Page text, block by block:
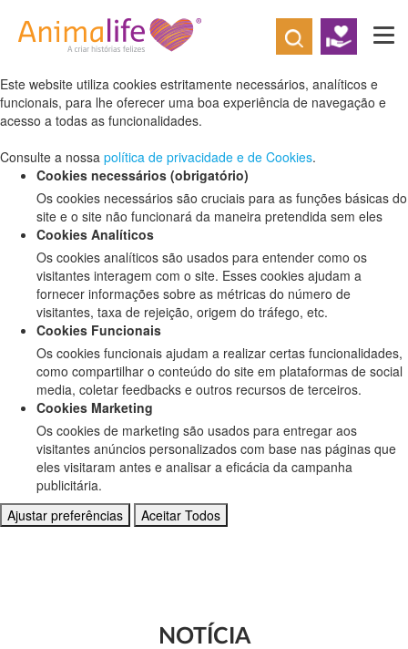
Defina as suas preferências de cookies
para este website.
Este website utiliza cookies estritamente necessários, analíticos e
funcionais, para lhe oferecer uma boa experiência de navegação e
acesso a todas as funcionalidades.
Consulte a nossa política de privacidade e de Cookies.
Cookies necessários (obrigatório)
Os cookies necessários são cruciais para as funções básicas do
site e o site não funcionará da maneira pretendida sem eles
Cookies Analíticos
Os cookies analíticos são usados para entender como os
visitantes interagem com o site. Esses cookies ajudam a
fornecer informações sobre as métricas do número de
visitantes, taxa de rejeição, origem do tráfego, etc.
Cookies Funcionais
Os cookies funcionais ajudam a realizar certas funcionalidades,
como compartilhar o conteúdo do site em plataformas de social
media, coletar feedbacks e outros recursos de terceiros.
Cookies Marketing
Os cookies de marketing são usados para entregar aos
visitantes anúncios personalizados com base nas páginas que
eles visitaram antes e analisar a eficácia da campanha
publicitária.
Ajustar preferências
Aceitar Todos
NOTÍCIA